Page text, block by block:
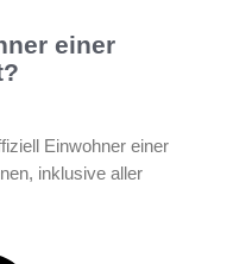
einer
Einwohner einer
inklusive aller